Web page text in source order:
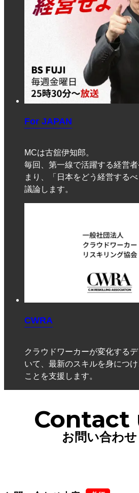
For JAPAN
MCは古舘伊知郎。
毎回、第一線で活躍する経営
まり、「日本をどう経営する
議論します。
CWRA
クラウドワーカーが変化する
いて、最新のスキルを身につ
ことを支援します。
Contact
お問い合わせ